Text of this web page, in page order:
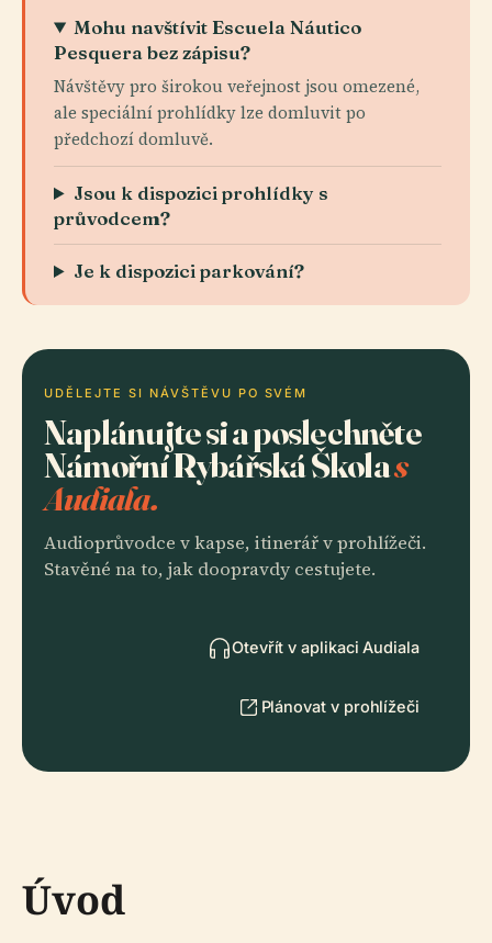
Mohu navštívit Escuela Náutico
Pesquera bez zápisu?
Návštěvy pro širokou veřejnost jsou omezené,
ale speciální prohlídky lze domluvit po
předchozí domluvě.
Jsou k dispozici prohlídky s
průvodcem?
Je k dispozici parkování?
UDĚLEJTE SI NÁVŠTĚVU PO SVÉM
Naplánujte si a poslechněte
Námořní Rybářská Školas
Audiala.
Audioprůvodce v kapse, itinerář v prohlížeči.
Stavěné na to, jak doopravdy cestujete.
Otevřít v aplikaci Audiala
Plánovat v prohlížeči
Úvod